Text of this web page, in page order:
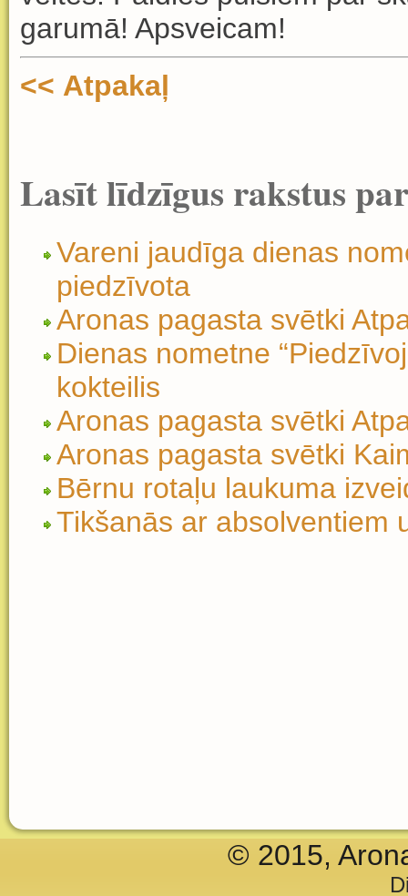
garumā! Apsveicam!
<< Atpakaļ
Lasīt līdzīgus rakstus
Vareni jaudīga dienas
piedzīvota
Aronas pagasta svētki
Dienas nometne
kokteilis
Aronas pagasta svētki
Aronas pagasta svētki
Bērnu rotaļu laukuma
Tikšanās ar absolventiem
© 2015,